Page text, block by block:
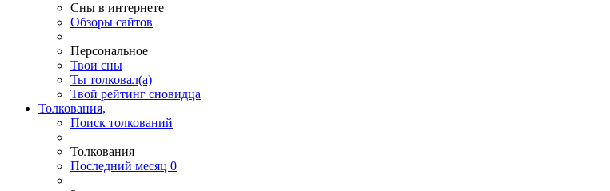
Сны в интернете
Обзоры сайтов
Персональное
Твои сны
Ты толковал(а)
Твой рейтинг сновидца
Толкования,
Поиск толкований
Толкования
Последний месяц 0